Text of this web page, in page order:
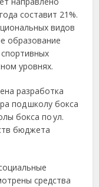
составит 21%.
видов
образование
уровнях.
разработка
под школу бокса
бокса по ул.
бюджета
средства